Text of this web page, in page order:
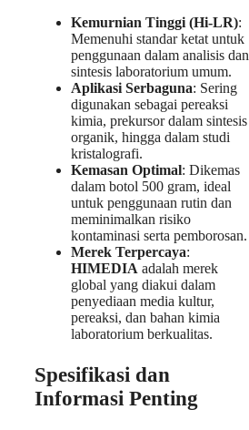
Kemurnian Tinggi (Hi-LR):
Memenuhi standar ketat untuk
penggunaan dalam analisis dan
sintesis laboratorium umum.
Aplikasi Serbaguna: Sering
digunakan sebagai pereaksi
kimia, prekursor dalam sintesis
organik, hingga dalam studi
kristalografi.
Kemasan Optimal: Dikemas
dalam botol 500 gram, ideal
untuk penggunaan rutin dan
meminimalkan risiko
kontaminasi serta pemborosan.
Merek Terpercaya:
HIMEDIA adalah merek
global yang diakui dalam
penyediaan media kultur,
pereaksi, dan bahan kimia
laboratorium berkualitas.
Spesifikasi dan
Informasi Penting